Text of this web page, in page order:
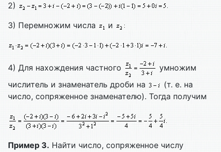
2)
3) Перемножим числа
и
4) Для нахождения частного
умножим
числитель и знаменатель дроби на
(т. е. на
число, сопряженное знаменателю). Тогда получим
Пример 3. Найти число, сопряженное числу